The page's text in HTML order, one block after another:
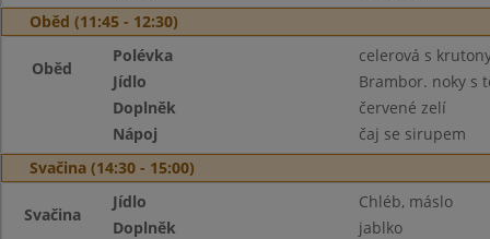
Oběd (11:45 - 12:30)
Oběd
Polévka
celerová s
Jídlo
Brambor. noky s
Doplněk
červené zelí
Nápoj
čaj se sirupem
Svačina (14:30 - 15:00)
Svačina
Jídlo
Chléb, máslo
Doplněk
jablko